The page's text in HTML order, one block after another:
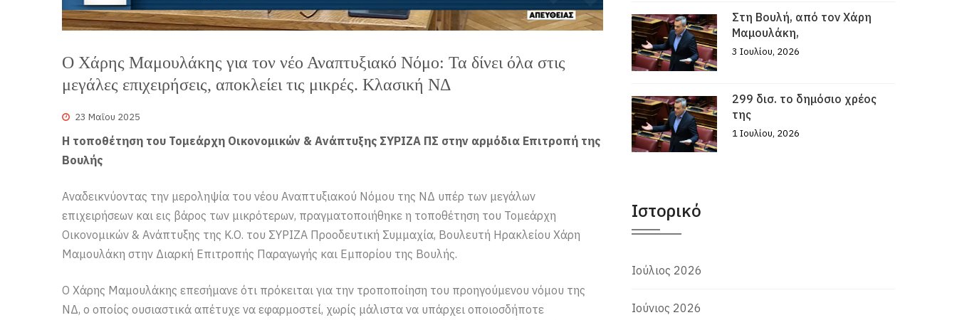
Ο Χάρης Μαμουλάκης για τον νέο Αναπτυξιακό Νόμο: Τα δίνει όλα στις
μεγάλες επιχειρήσεις, αποκλείει τις μικρές. Κλασική ΝΔ
23 Μαΐου 2025
Η τοποθέτηση του Τομεάρχη Οικονομικών & Ανάπτυξης ΣΥΡΙΖΑ ΠΣ στην αρμόδια Επιτροπή της
Βουλής
Αναδεικνύοντας την μεροληψία του νέου Αναπτυξιακού Νόμου της ΝΔ υπέρ των μεγάλων
επιχειρήσεων και εις βάρος των μικρότερων, πραγματοποιήθηκε η τοποθέτηση του Τομεάρχη
Οικονομικών & Ανάπτυξης της Κ.Ο. του ΣΥΡΙΖΑ Προοδευτική Συμμαχία, Βουλευτή Ηρακλείου Χάρη
Μαμουλάκη στην Διαρκή Επιτροπής Παραγωγής και Εμπορίου της Βουλής.
Ο Χάρης Μαμουλάκης επεσήμανε ότι πρόκειται για την τροποποίηση του προηγούμενου νόμου της
ΝΔ, ο οποίος ουσιαστικά απέτυχε να εφαρμοστεί, χωρίς μάλιστα να υπάρχει οποιοσδήποτε
Στη Βουλή, από τον Χάρη
Μαμουλάκη,
3 Ιουλίου, 2026
299 δισ. το δημόσιο χρέος
της
1 Ιουλίου, 2026
Ιστορικό
Ιούλιος 2026
Ιούνιος 2026